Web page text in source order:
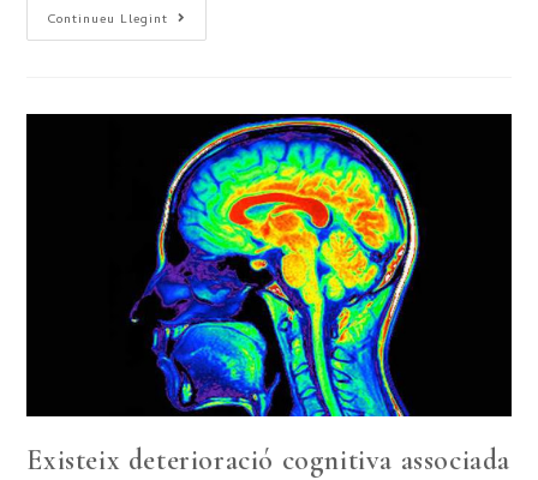
Continueu Llegint
Existeix deterioració cognitiva associada